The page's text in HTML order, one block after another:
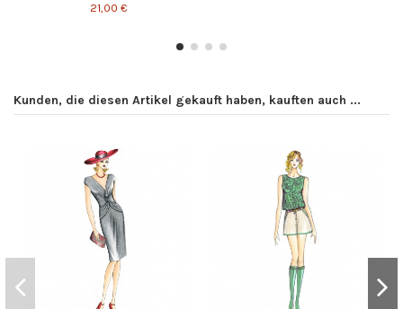
21,00 €
Kunden, die diesen Artikel gekauft haben, kauften auch ...